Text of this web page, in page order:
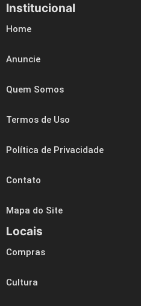
Institucional
Home
Anuncie
Quem Somos
Termos de Uso
Política de Privacidade
Contato
Mapa do Site
Locais
Compras
Cultura